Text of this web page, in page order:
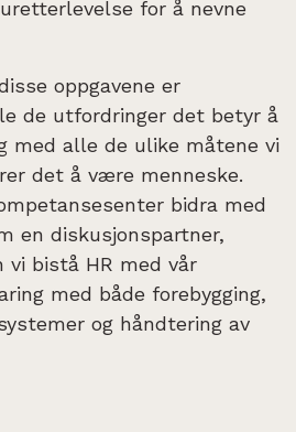
for å nevne
oppgavene er
de utfordringer det betyr å
med alle de ulike måtene vi
det å være menneske.
bidra med
en diskusjonspartner,
vi bistå HR med vår
med både forebygging,
og håndtering av